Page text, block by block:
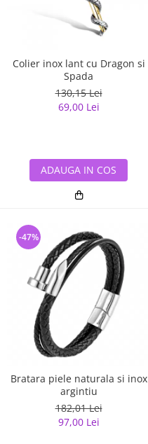
Colier inox lant cu Dragon si
Spada
130,15 Lei
69,00 Lei
ADAUGA IN COS
Bratara piele naturala si inox
argintiu
182,01 Lei
97,00 Lei
-47%